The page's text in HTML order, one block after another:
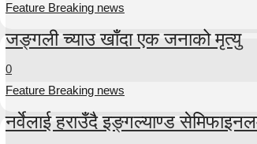
Feature Breaking news
जङ्गली च्याउ खाँदा एक जनाको मृत्यु
0
Feature Breaking news
नर्वेलाई हराउँदै इङ्गल्याण्ड